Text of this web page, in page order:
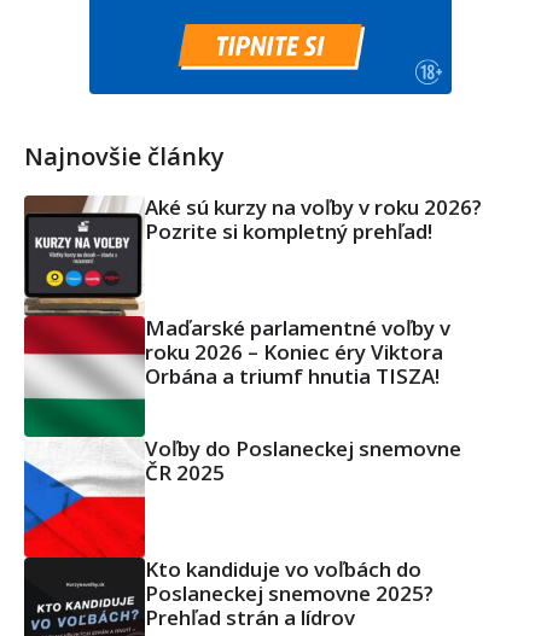
Najnovšie články
Aké sú kurzy na voľby v roku 2026?
Pozrite si kompletný prehľad!
Maďarské parlamentné voľby v
roku 2026 – Koniec éry Viktora
Orbána a triumf hnutia TISZA!
Voľby do Poslaneckej snemovne
ČR 2025
Kto kandiduje vo voľbách do
Poslaneckej snemovne 2025?
Prehľad strán a lídrov